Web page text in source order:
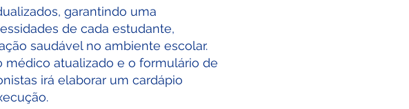
garantindo uma
de cada estudante,
saudável no ambiente escolar.
médico atualizado e o formulário de
irá elaborar um cardápio